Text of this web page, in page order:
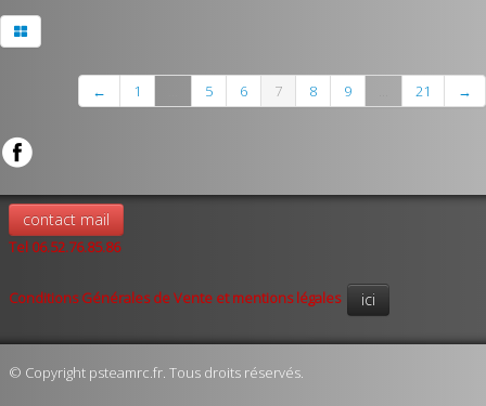
← 1 5 6 7 8 9 21 →
contact mail
Tel 06.52.76.85.86
Conditions Générales de Vente et mentions légales ici
© Copyright psteamrc.fr. Tous droits réservés.